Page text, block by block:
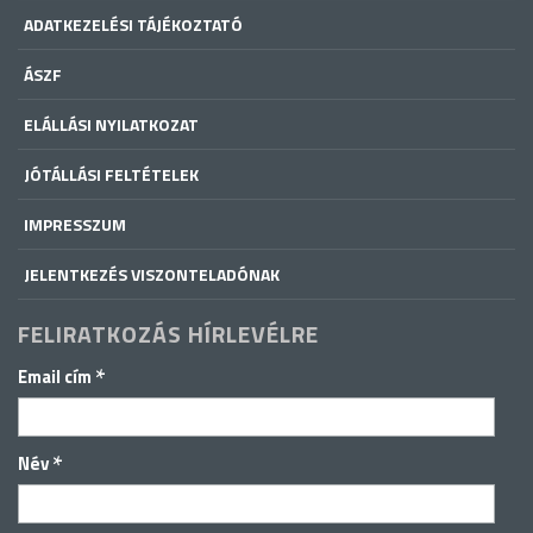
ADATKEZELÉSI TÁJÉKOZTATÓ
ÁSZF
ELÁLLÁSI NYILATKOZAT
JÓTÁLLÁSI FELTÉTELEK
IMPRESSZUM
JELENTKEZÉS VISZONTELADÓNAK
FELIRATKOZÁS HÍRLEVÉLRE
Email cím *
Név*